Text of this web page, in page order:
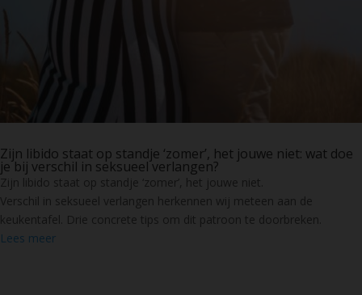
Zijn libido staat op standje ‘zomer’, het jouwe niet: wat doe
je bij verschil in seksueel verlangen?
Zijn libido staat op standje ‘zomer’, het jouwe niet.
Verschil in seksueel verlangen herkennen wij meteen aan de
keukentafel. Drie concrete tips om dit patroon te doorbreken.
Lees meer